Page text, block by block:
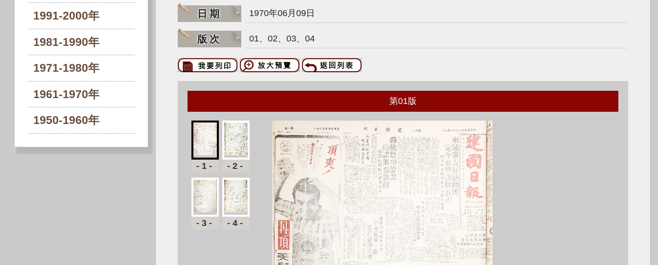
1991-2000年
1981-1990年
1971-1980年
1961-1970年
1950-1960年
日期 1970年06月09日
版次 01、02、03、04
第01版
-1- -2-
-3- -4-